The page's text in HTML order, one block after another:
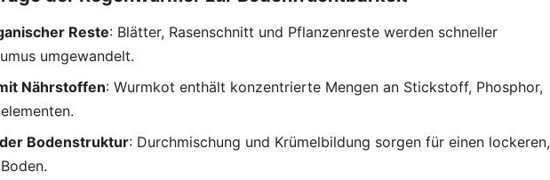
Reste: Blätter, Rasenschnitt und Pflanzenreste werden schneller
umgewandelt.
Nährstoffen: Wurmkot enthält konzentrierte Mengen an Stickstoff, Phosphor,
Bodenstruktur: Durchmischung und Krümelbildung sorgen für einen lockeren,